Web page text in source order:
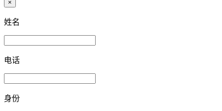
×
姓名
电话
身份